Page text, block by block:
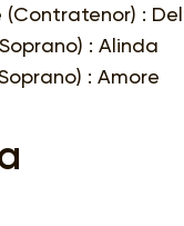
(Contratenor) :
: Alinda
: Amore